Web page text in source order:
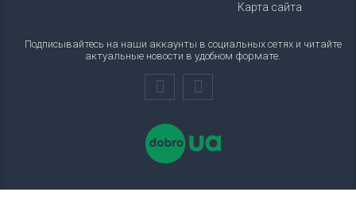
Карта сайта
Подписывайтесь на наши аккаунты в социальных сетях и читайте
актуальные новости в удобном формате.